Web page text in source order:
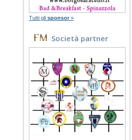
Tutti gli sponsor »
Società partner